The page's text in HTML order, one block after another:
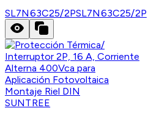
SL7N63C25/2PSL7N63C25/2P
SUNTREE